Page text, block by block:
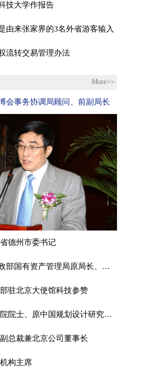
技大学作报告
由来张家界的3名外省游客输入
流转交易管理办法
More>>
会事务协调局顾问、前副局长
德州市委书记
刘仪舜：国家财政部国有资产管理局原局长、中资投资管理有限公司董事长
驻北京大使馆科技参赞
邹德慈 中国工程院院士、原中国规划设计研究院院长
总裁兼北京公司董事长
构主席